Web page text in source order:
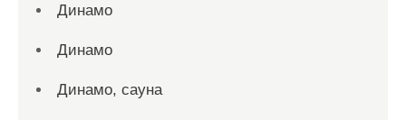
Динамо
Динамо
Динамо, сауна